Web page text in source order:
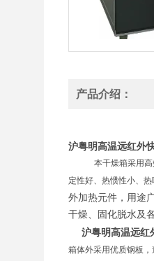
产品介绍：
沪粤明高温远红外
本干燥箱采用
定性好、热惯性小、
外加热元件，用途
干燥、固化脱水及
沪粤明高温远红
箱体外采用优质钢板